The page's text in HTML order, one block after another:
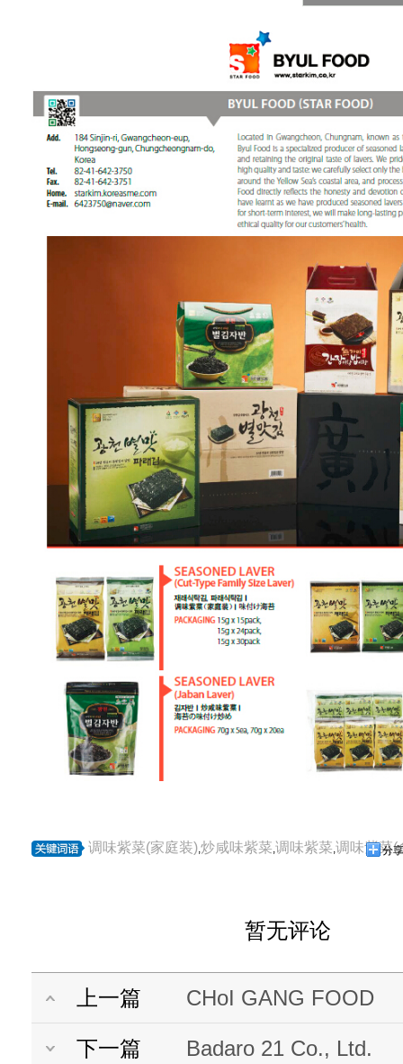
调味紫菜(家庭装),炒咸味紫菜,调味紫菜,调味紫菜(
分
暂无评论
上一篇 CHoI GANG FOOD
下一篇 Badaro 21 Co., Ltd.